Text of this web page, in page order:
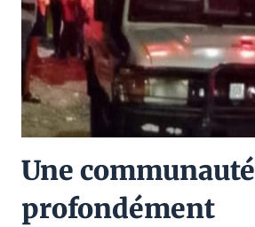
Une communauté
profondément